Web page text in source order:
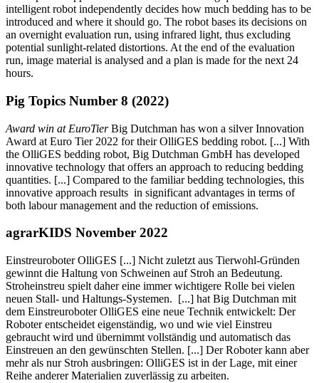
intelligent robot independently decides how much bedding has to be
introduced and where it should go. The robot bases its decisions on
an overnight evaluation run, using infrared light, thus excluding
potential sunlight-related distortions. At the end of the evaluation
run, image material is analysed and a plan is made for the next 24
hours.
Pig Topics Number 8 (2022)
Award win at EuroTierBig Dutchman has won a silver Innovation
Award at Euro Tier 2022 for their OlliGES bedding robot. [...] With
the OlliGES bedding robot, Big Dutchman GmbH has developed
innovative technology that offers an approach to reducing bedding
quantities. [...] Compared to the familiar bedding technologies, this
innovative approach results in significant advantages in terms of
both labour management and the reduction of emissions.
agrarKIDS November 2022
Einstreuroboter OlliGES [...] Nicht zuletzt aus Tierwohl-Gründen
gewinnt die Haltung von Schweinen auf Stroh an Bedeutung.
Stroheinstreu spielt daher eine immer wichtigere Rolle bei vielen
neuen Stall- und Haltungs-Systemen. [...] hat Big Dutchman mit
dem Einstreuroboter OlliGES eine neue Technik entwickelt: Der
Roboter entscheidet eigenständig, wo und wie viel Einstreu
gebraucht wird und übernimmt vollständig und automatisch das
Einstreuen an den gewünschten Stellen. [...] Der Roboter kann aber
mehr als nur Stroh ausbringen: OlliGES ist in der Lage, mit einer
Reihe anderer Materialien zuverlässig zu arbeiten.